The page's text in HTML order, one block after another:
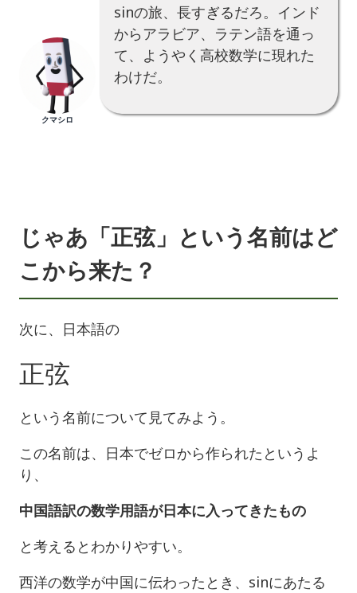
クマシロ
sinの旅、長すぎるだろ。インド
からアラビア、ラテン語を通っ
て、ようやく高校数学に現れた
わけだ。
じゃあ「正弦」という名前はど
こから来た？
次に、日本語の
正弦
という名前について見てみよう。
この名前は、日本でゼロから作られたというよ
り、
中国語訳の数学用語が日本に入ってきたもの
と考えるとわかりやすい。
西洋の数学が中国に伝わったとき、sinにあたる